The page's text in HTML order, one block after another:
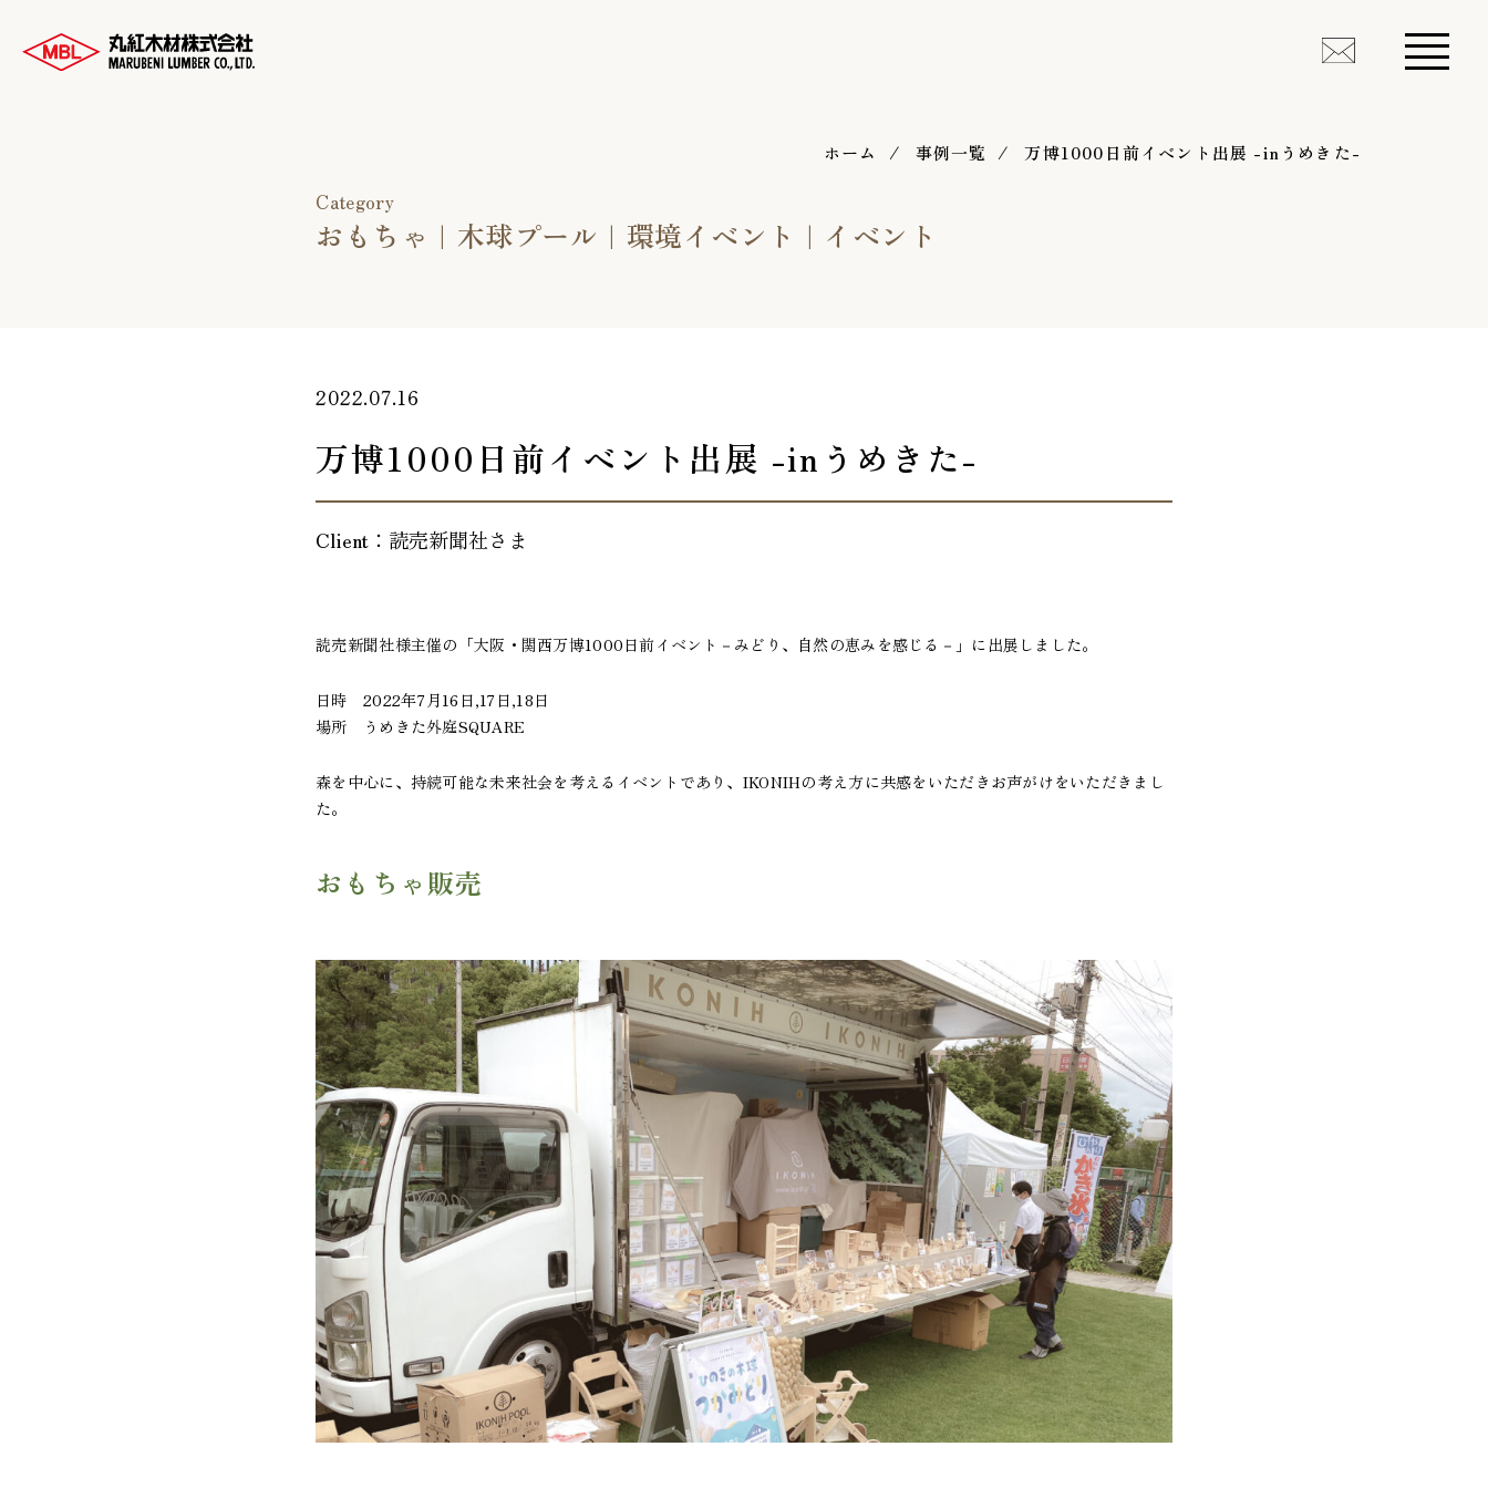
ホーム 事例一覧 万博1000日前イベント出展 -inうめきた-
Category
おもちゃ 木球プール 環境イベント イベント
2022.07.16
万博1000日前イベント出展 -inうめきた-
Client： 読売新聞社さま
読売新聞社様主催の「大阪・関西万博1000日前イベント－みどり、自然の恵みを感じる－」に出展しました。
日時 2022年7月16日,17日,18日
場所 うめきた外庭SQUARE
森を中心に、持続可能な未来社会を考えるイベントであり、IKONIHの考え方に共感をいただきお声がけをいただきまし
た。
おもちゃ販売